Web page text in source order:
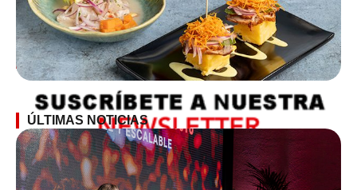
SUSCRÍBETE A LA NEWSLETTER
ÚLTIMAS NOTICIAS